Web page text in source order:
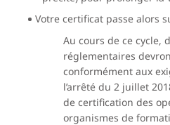
Votre certificat passe alors
Au cours de ce cycle,
réglementaires
conformément aux
l’arrêté du 2 juillet
de certification des
organismes de